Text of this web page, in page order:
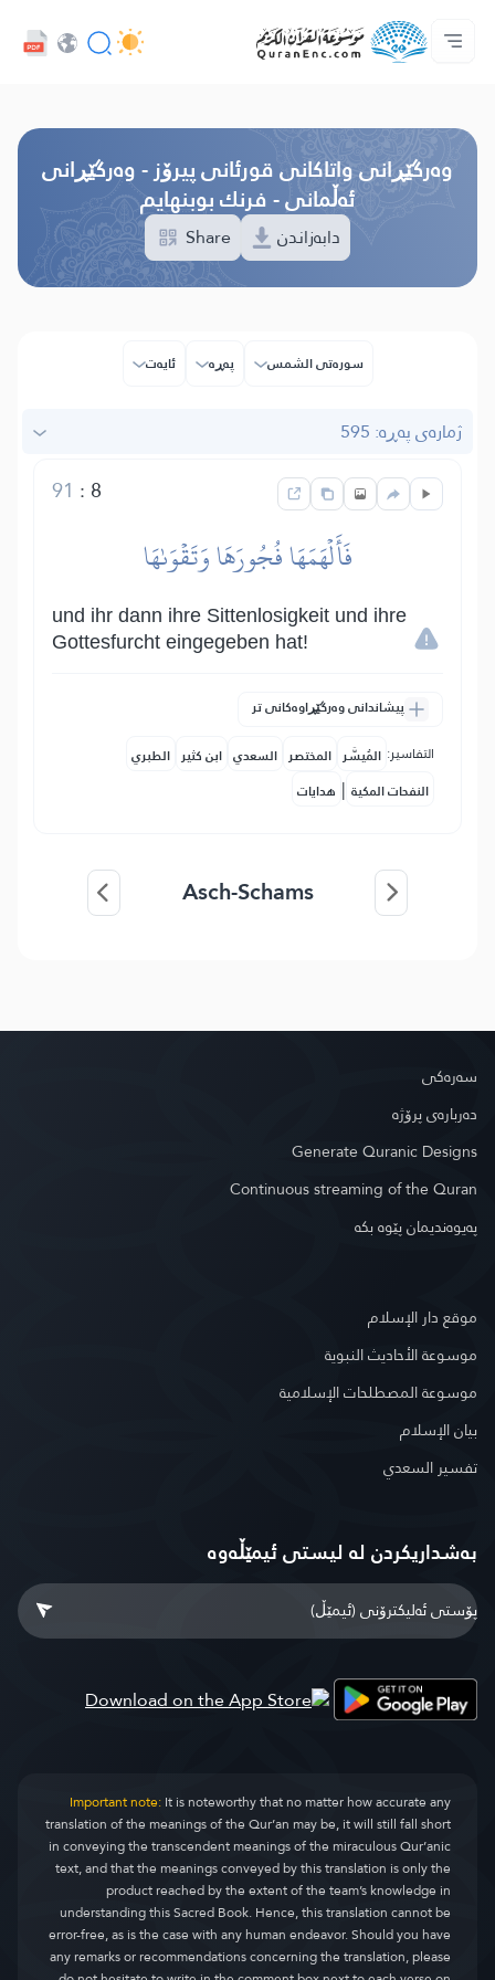
سه‌ره‌كی
پێڕستی وه‌رگێڕاوه‌كان
Audio
خزمەتگوزاریەکانی پەرەپێدەران - API
دەربارەی پرۆژە
په‌یوه‌ندیمان پێوه‌ بكه‌
زمان
وه‌رگێڕانی واتاکانی قورئانی پیرۆز - وەرگێڕانی
ئەڵمانی - فرنك بوبنهایم
دابەزاندن Share
سوره‌تی الشمس پەڕە ئایه‌ت
ژمارەی پەڕە: 595
8
:
91
فَأَلۡهَمَهَا فُجُورَهَا وَتَقۡوَىٰهَا
und ihr dann ihre Sittenlosigkeit und ihre
Gottesfurcht eingegeben hat!
پیشاندانی وەرگێڕاوەکانی تر
التفاسير: المُيسَّر المختصر السعدي ابن كثير الطبري
النفحات المكية | هدايات
Asch-Schams
سه‌ره‌كی
دەربارەی پرۆژە
Generate Quranic Designs
Continuous streaming of the Quran
په‌یوه‌ندیمان پێوه‌ بكه‌
موقع دار الإسلام
موسوعة الأحاديث النبوية
موسوعة المصطلحات الإسلامية
بيان الإسلام
تفسير السعدي
بەشداریکردن لە لیستی ئیمێڵەوە
Important note:It is noteworthy that no matter how accurate any
translation of the meanings of the Qur’an may be, it will still fall short
in conveying the transcendent meanings of the miraculous Qur’anic
text, and that the meanings conveyed by this translation is only the
product reached by the extent of the team’s knowledge in
understanding this Sacred Book. Hence, this translation cannot be
error-free, as is the case with any human endeavor. Should you have
any remarks or recommendations concerning the translation, please